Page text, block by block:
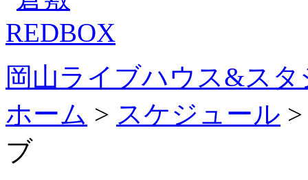
岡山ライブハウス&ス
ホーム > スケジュール
ブ